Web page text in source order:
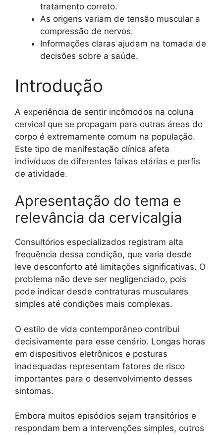
tratamento correto.
As origens variam de tensão muscular a
compressão de nervos.
Informações claras ajudam na tomada de
decisões sobre a saúde.
Introdução
A experiência de sentir incômodos na coluna
cervical que se propagam para outras áreas do
corpo é extremamente comum na população.
Este tipo de manifestação clínica afeta
indivíduos de diferentes faixas etárias e perfis
de atividade.
Apresentação do tema e
relevância da cervicalgia
Consultórios especializados registram alta
frequência dessa condição, que varia desde
leve desconforto até limitações significativas. O
problema não deve ser negligenciado, pois
pode indicar desde contraturas musculares
simples até condições mais complexas.
O estilo de vida contemporâneo contribui
decisivamente para esse cenário. Longas horas
em dispositivos eletrônicos e posturas
inadequadas representam fatores de risco
importantes para o desenvolvimento desses
sintomas.
Embora muitos episódios sejam transitórios e
respondam bem a intervenções simples, outros